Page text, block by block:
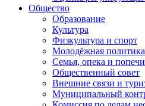
Общество
Образование
Культура
Физкультура и спорт
Молодёжная политика
Семья, опека и
Общественный совет
Внешние связи и
Муниципальный